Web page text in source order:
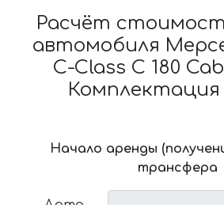
Расчёт
автомобиля
C-Class C 180
Комплектация
Начало аренды
трансфера